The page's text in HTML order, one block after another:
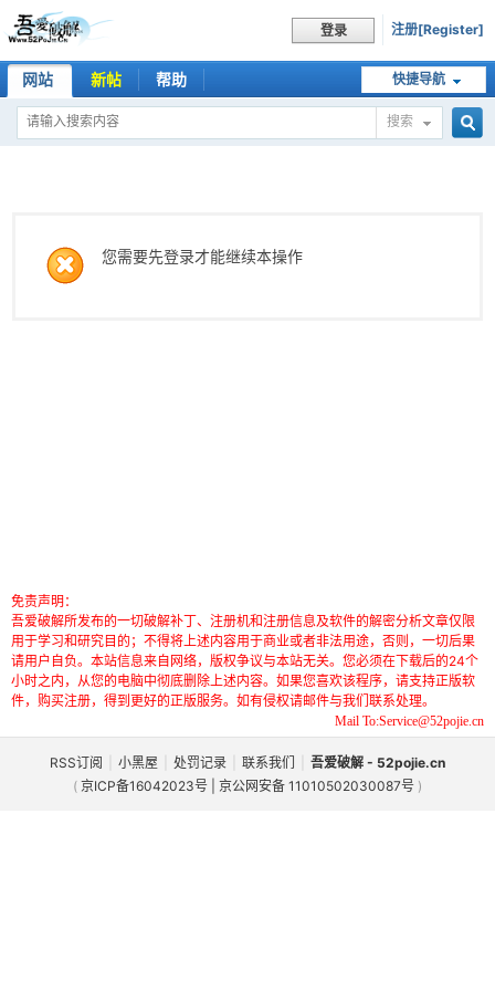
登录 注册[Register]
快捷导航
网站 新帖 帮助
搜索
您需要先登录才能继续本操作
免责声明：
吾爱破解所发布的一切破解补丁、注册机和注册信息及软件的解密分析文章仅限
用于学习和研究目的；不得将上述内容用于商业或者非法用途，否则，一切后果
请用户自负。本站信息来自网络，版权争议与本站无关。您必须在下载后的24个
小时之内，从您的电脑中彻底删除上述内容。如果您喜欢该程序，请支持正版软
件，购买注册，得到更好的正版服务。如有侵权请邮件与我们联系处理。
Mail To:Service@52pojie.cn
RSS订阅 小黑屋 处罚记录 联系我们
吾爱破解 - 52pojie.cn
( 京ICP备16042023号 | 京公网安备 11010502030087号 )